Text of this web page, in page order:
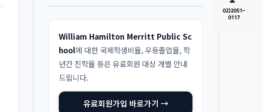
William Hamilton Merritt Public Sc
hool에 대한 국제학생비율, 우등졸업율, 학
년간 진학율 등은 유료회원 대상 개별 안내
드립니다.
유료회원가입 바로가기 →
02)2051-
0117